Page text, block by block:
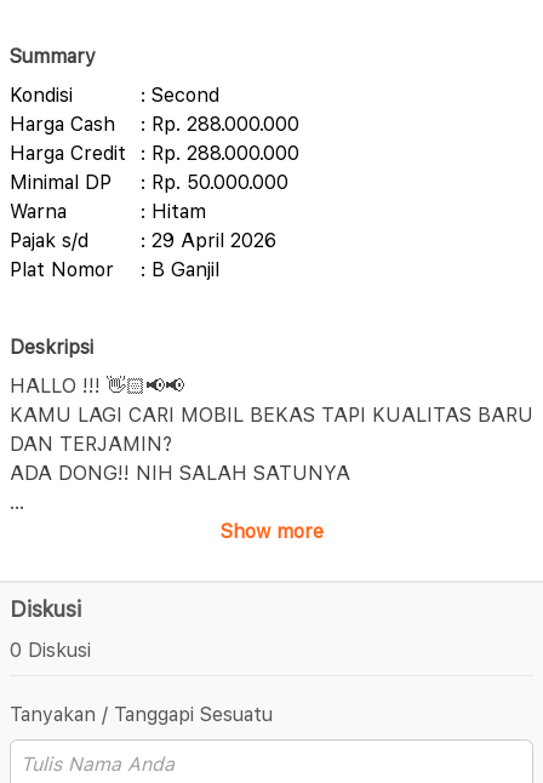
Summary
Kondisi
: Second
Harga Cash
: Rp. 288.000.000
Harga Credit
: Rp. 288.000.000
Minimal DP
: Rp. 50.000.000
Warna
: Hitam
Pajak s/d
: 29 April 2026
Plat Nomor
: B Ganjil
Deskripsi
HALLO !!! 👋🏻📢📢
KAMU LAGI CARI MOBIL BEKAS TAPI KUALITAS BARU
DAN TERJAMIN?
ADA DONG!! NIH SALAH SATUNYA
...
Show more
Diskusi
0 Diskusi
Tanyakan / Tanggapi Sesuatu